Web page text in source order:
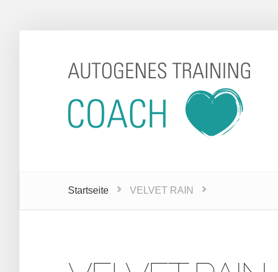
Startseite VELVET RAIN